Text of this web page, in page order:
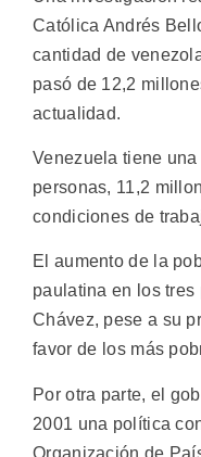
Católica Andrés
cantidad de
pasó de 12,2
actualidad.
Venezuela tiene
personas, 11,2
condiciones de
El aumento de la
paulatina en los
Chávez, pese a su
favor de los más
Por otra parte, el
2001 una política
Organización de